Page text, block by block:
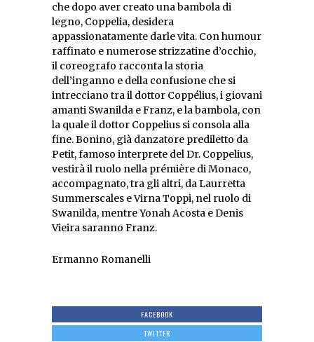
che dopo aver creato una bambola di
legno, Coppelia, desidera
appassionatamente darle vita. Con humour
raffinato e numerose strizzatine d’occhio,
il coreografo racconta la storia
dell’inganno e della confusione che si
intrecciano tra il dottor Coppélius, i giovani
amanti Swanilda e Franz, e la bambola, con
la quale il dottor Coppelius si consola alla
fine. Bonino, già danzatore prediletto da
Petit, famoso interprete del Dr. Coppelius,
vestirà il ruolo nella prémière di Monaco,
accompagnato, tra gli altri, da Laurretta
Summerscales e Virna Toppi, nel ruolo di
Swanilda, mentre Yonah Acosta e Denis
Vieira saranno Franz.
Ermanno Romanelli
FACEBOOK
TWITTER